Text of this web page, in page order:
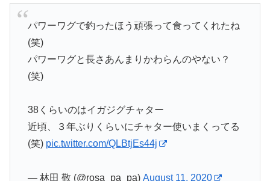
パワーワグで釣ったほう頑張って食ってくれたね
(笑)
パワーワグと長さあんまりかわらんのやない？
(笑)
38くらいのはイガジグチャター
近頃、３年ぶりくらいにチャター使いまくってる
(笑) pic.twitter.com/QLBtjEs44j
— 林田 敬 (@rosa_pa_pa) August 11, 2020